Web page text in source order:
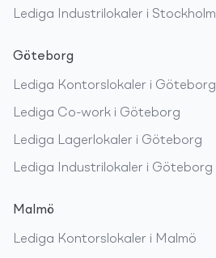
Lediga Industrilokaler i Stockholm
Göteborg
Lediga Kontorslokaler i Göteborg
Lediga Co-work i Göteborg
Lediga Lagerlokaler i Göteborg
Lediga Industrilokaler i Göteborg
Malmö
Lediga Kontorslokaler i Malmö